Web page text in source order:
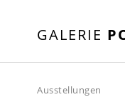
GALERIE
Ausstellungen